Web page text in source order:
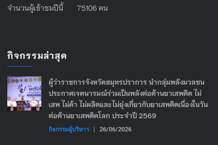
จำนวนผู้เข้าชมปีนี้ 75106 คน
กิจกรรมล่าสุด
ผู้ว่าราชการจังหวัดสมุทรปราการ นำกลุ่มพลังมวลชน
ประกาศเจตนารมณ์ร่วมเป็นพลังต่อต้านยาเสพติด ไม่
เสพ ไม่ค้า ไม่ผลิตและไม่ยุ่งเกี่ยวกับยาเสพติดเนื่องในวัน
ต่อต้านยาเสพติดโลก ประจำปี 2569
กิจกรรมผู้บริหาร | 26/06/2026